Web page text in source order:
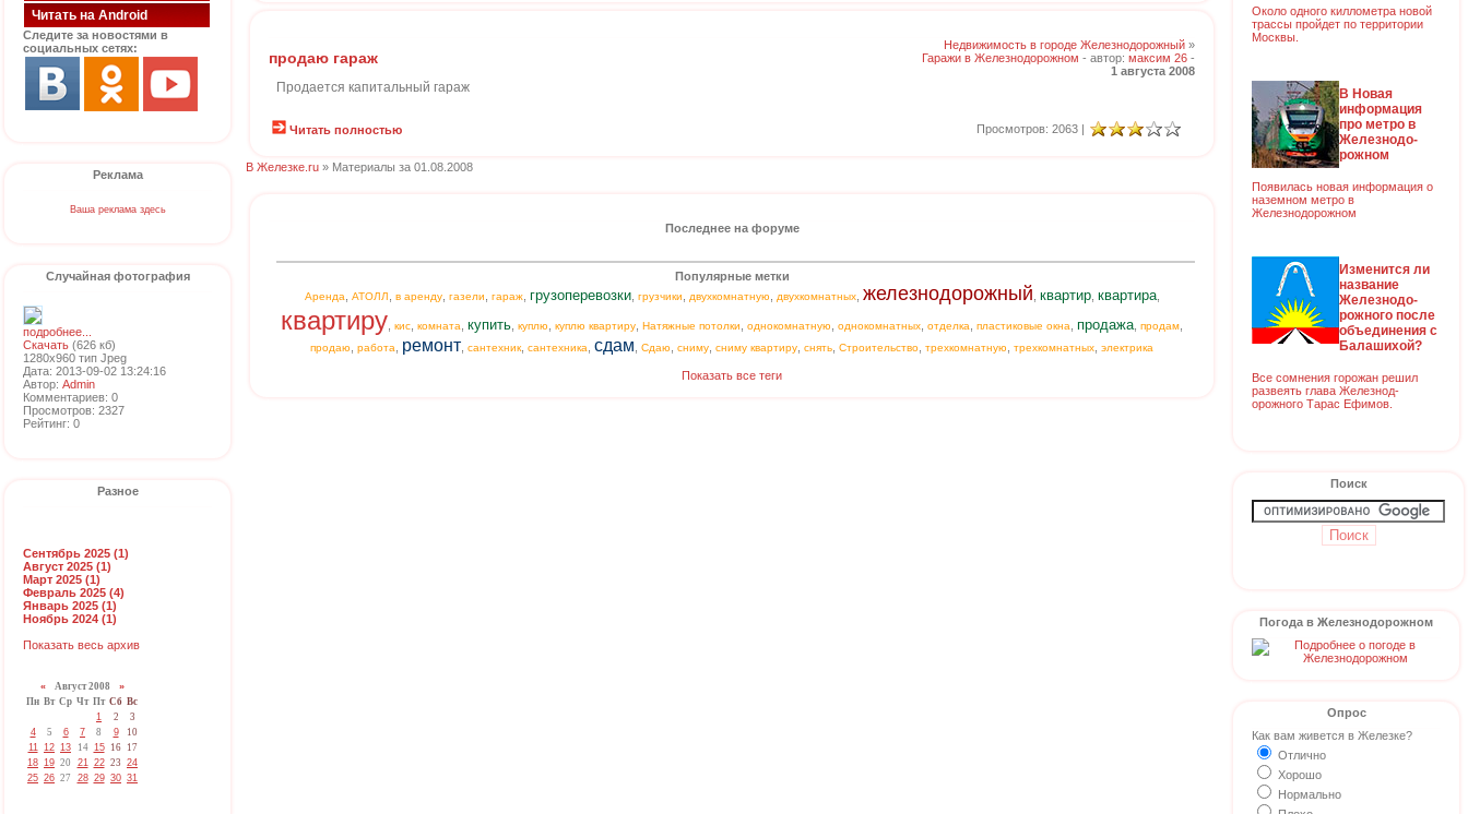
Читать на Android
Следите за новостями в
социальных сетях:
Реклама
Ваша реклама здесь
Случайная фотография
подробнее...
Скачать (626 кб)
1280x960 тип Jpeg
Дата: 2013-09-02 13:24:16
Автор: Admin
Комментариев: 0
Просмотров: 2327
Рейтинг: 0
Разное
Сентябрь 2025 (1)
Август 2025 (1)
Март 2025 (1)
Февраль 2025 (4)
Январь 2025 (1)
Ноябрь 2024 (1)
Показать весь архив
«Август 2008 »
Пн Вт Ср Чт Пт Сб Вс
1
2
3
4
5 6 7 8 9
10
11 12 13 14 15 16 17
18 19 20 21 22 23 24
25 26 27 28 29 30 31
продаю гараж
Недвижимость в городе Железнодорожный »
Гаражи в Железнодорожном - автор: максим 26 -
1 августа 2008
Продается капитальный гараж
Читать полностью Просмотров: 2063 |
В Железке.ru » Материалы за 01.08.2008
Последнее на форуме
Популярные метки
Аренда АТОЛЛ в аренду, газели гараж, грузоперевозки, грузчики двухкомнатную двухкомнатных, железнодорожный квартир, квартира,
квартиру кис комната купить куплю куплю квартиру Натяжные потолки однокомнатную однокомнатных отделка пластиковые окна продажа продам
продаю работа ремонт сантехник сантехника сдам Сдаю сниму сниму квартиру снять Строительство трехкомнатную трехкомнатных электрика
Показать все теги
Около одного киллометра новой
трассы пройдет по территории
Москвы.
В Новая
информация
про метро в
Железнодо-
рожном
Появилась новая информация о
наземном метро в
Железнодорожном
Изменится ли
название
Железнодо-
рожного после
объединения с
Балашихой?
Все сомнения горожан решил
развеять глава Железнод-
орожного Тарас Ефимов.
Поиск
Погода в Железнодорожном
Опрос
Как вам живется в Железке?
Отлично
Хорошо
Нормально